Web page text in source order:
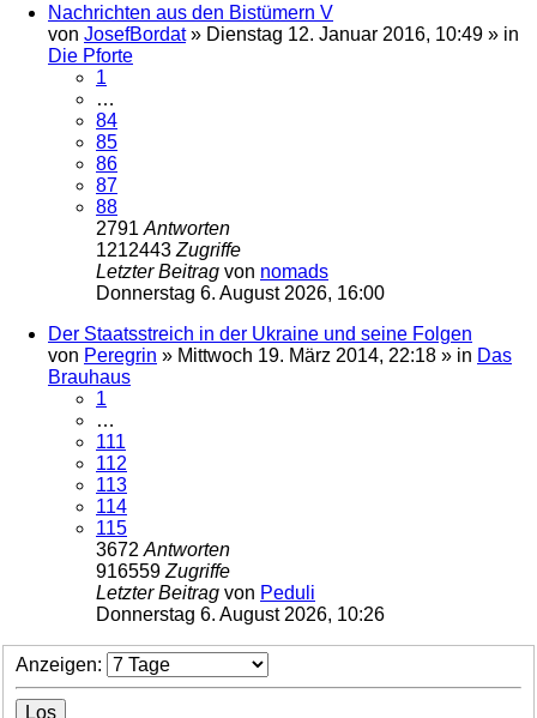
Nachrichten aus den Bistümern V
von JosefBordat» Dienstag 12. Januar 2016, 10:49 » in
Die Pforte
1
…
84
85
86
87
88
2791 Antworten
1212443 Zugriffe
Letzter Beitrag von nomads
Donnerstag 6. August 2026, 16:00
Der Staatsstreich in der Ukraine und seine Folgen
von Peregrin » Mittwoch 19. März 2014, 22:18 » in Das
Brauhaus
1
…
111
112
113
114
115
3672 Antworten
916559 Zugriffe
Letzter Beitrag von Peduli
Donnerstag 6. August 2026, 10:26
Anzeigen: